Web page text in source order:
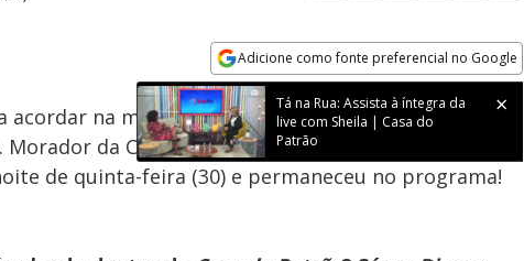
Adicione como fonte preferencial no Google
Opens in new window
Tá na Rua: Assista à íntegra da
live com Sheila | Casa do
Patrão
Velocidade
na manhã desta sexta-feira (1º) e fez
da Casa do Patrão, o motoboy voltou do
de quinta-feira (30) e permaneceu no programa!